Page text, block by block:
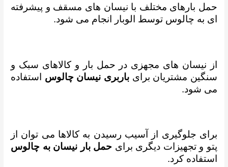
حمل بارهای مختلف با نیسان های مسقف و پیشرفته
ای به چالوس توسط الوبار انجام می شود.
از نیسان های مجهزی در حمل بار و کالاهای سبک و
سنگین مشتریان برای باربری نیسان چالوس استفاده
می شود.
برای جلوگیری از آسیب رسیدن به کالاها می توان از
پتو و تجهیزات دیگری برای حمل بار نیسان به چالوس
استفاده کرد.